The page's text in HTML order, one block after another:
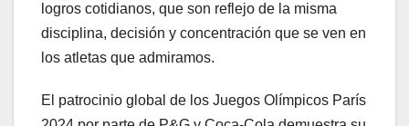
logros cotidianos, que son reflejo de la misma
disciplina, decisión y concentración que se ven en
los atletas que admiramos.
El patrocinio global de los Juegos Olímpicos París